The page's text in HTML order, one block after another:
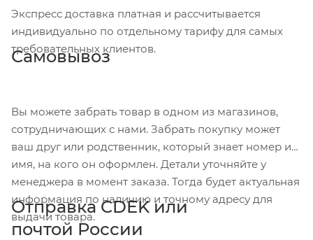
Экспресс доставка платная и рассчитывается
индивидуально по отдельному тарифу для самых
требовательных клиентов.
Самовывоз
Вы можете забрать товар в одном из магазинов,
сотрудничающих с нами. Забрать покупку может
ваш друг или родственник, который знает номер и
имя, на кого он оформлен. Детали уточняйте у
менеджера в момент заказа. Тогда будет актуальная
информация по наличию и точному адресу для
выдачи товара.
Отправка CDEK или
почтой России